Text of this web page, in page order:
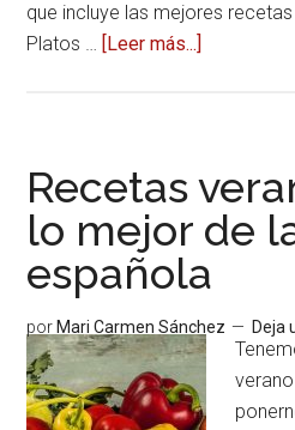
que incluye las mejores
Platos … [Leer más...]
cocina
Recetas
lo mejor de
española
por Mari Carmen Sánchez Deja